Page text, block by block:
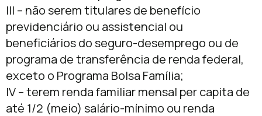
III – não serem titulares de benefício
previdenciário ou assistencial ou
beneficiários do seguro-desemprego ou de
programa de transferência de renda federal,
exceto o Programa Bolsa Família;
IV – terem renda familiar mensal per capita de
até 1/2 (meio) salário-mínimo ou renda